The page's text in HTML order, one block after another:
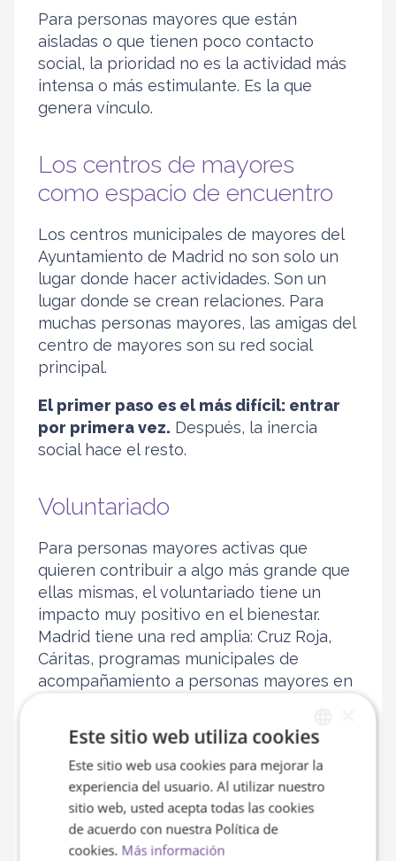
Para personas mayores que están
aisladas o que tienen poco contacto
social, la prioridad no es la actividad más
intensa o más estimulante. Es la que
genera vínculo.
Los centros de mayores
como espacio de encuentro
Los centros municipales de mayores del
Ayuntamiento de Madrid no son solo un
lugar donde hacer actividades. Son un
lugar donde se crean relaciones. Para
muchas personas mayores, las amigas del
centro de mayores son su red social
principal.
El primer paso es el más difícil: entrar
por primera vez. Después, la inercia
social hace el resto.
Voluntariado
Para personas mayores activas que
quieren contribuir a algo más grande que
ellas mismas, el voluntariado tiene un
impacto muy positivo en el bienestar.
Madrid tiene una red amplia: Cruz Roja,
Cáritas, programas municipales de
acompañamiento a personas mayores en
Dar tiene un efecto protector
demostrado sobre la salud mental en
personas mayores.
Excursiones y viajes del
SPANISH
ENGLISH
Este sitio web utiliza cookies
Este sitio web usa cookies para mejorar la
experiencia del usuario. Al utilizar nuestro
sitio web, usted acepta todas las cookies
de acuerdo con nuestra Política de
cookies. Más información